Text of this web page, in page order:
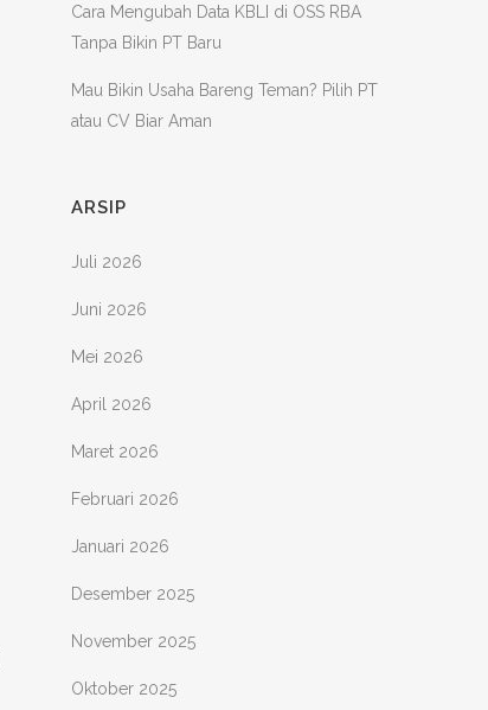
Cara Mengubah Data KBLI di OSS RBA
Tanpa Bikin PT Baru
Mau Bikin Usaha Bareng Teman? Pilih PT
atau CV Biar Aman
ARSIP
Juli 2026
Juni 2026
Mei 2026
April 2026
Maret 2026
Februari 2026
Januari 2026
Desember 2025
November 2025
Oktober 2025